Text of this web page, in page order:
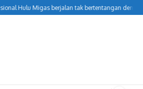
Hulu Migas berjalan tak bertentangan dengan